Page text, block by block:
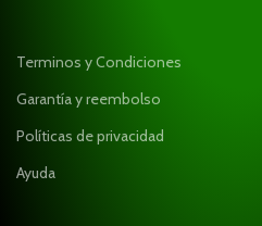
Terminos y Condiciones
Garantía y reembolso
Políticas de privacidad
Ayuda